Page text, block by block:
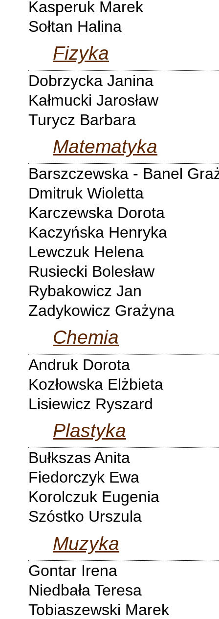
Kasperuk Marek
Sołtan Halina
Fizyka
Dobrzycka Janina
Kałmucki Jarosław
Turycz Barbara
Matematyka
Barszczewska - Banel
Dmitruk Wioletta
Karczewska Dorota
Kaczyńska Henryka
Lewczuk Helena
Rusiecki Bolesław
Rybakowicz Jan
Zadykowicz Grażyna
Chemia
Andruk Dorota
Kozłowska Elżbieta
Lisiewicz Ryszard
Plastyka
Bułkszas Anita
Fiedorczyk Ewa
Korolczuk Eugenia
Szóstko Urszula
Muzyka
Gontar Irena
Niedbała Teresa
Tobiaszewski Marek